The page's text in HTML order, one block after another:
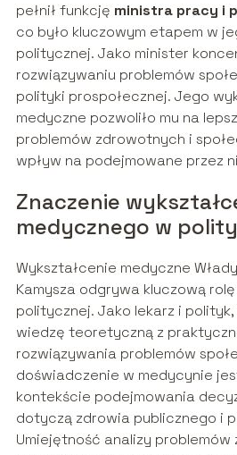
pełnił funkcję ministra pracy i
co było kluczowym etapem w
politycznej. Jako minister
rozwiązywaniu problemów
polityki prospołecznej. Jego
medyczne pozwoliło mu na
problemów zdrowotnych i
wpływ na podejmowane przez
Znaczenie
medycznego w
Wykształcenie medyczne
Kamysza odgrywa kluczową
politycznej. Jako lekarz i
wiedzę teoretyczną z
rozwiązywania problemów
doświadczenie w medycynie
kontekście podejmowania
dotyczą zdrowia publicznego i
Umiejętność analizy